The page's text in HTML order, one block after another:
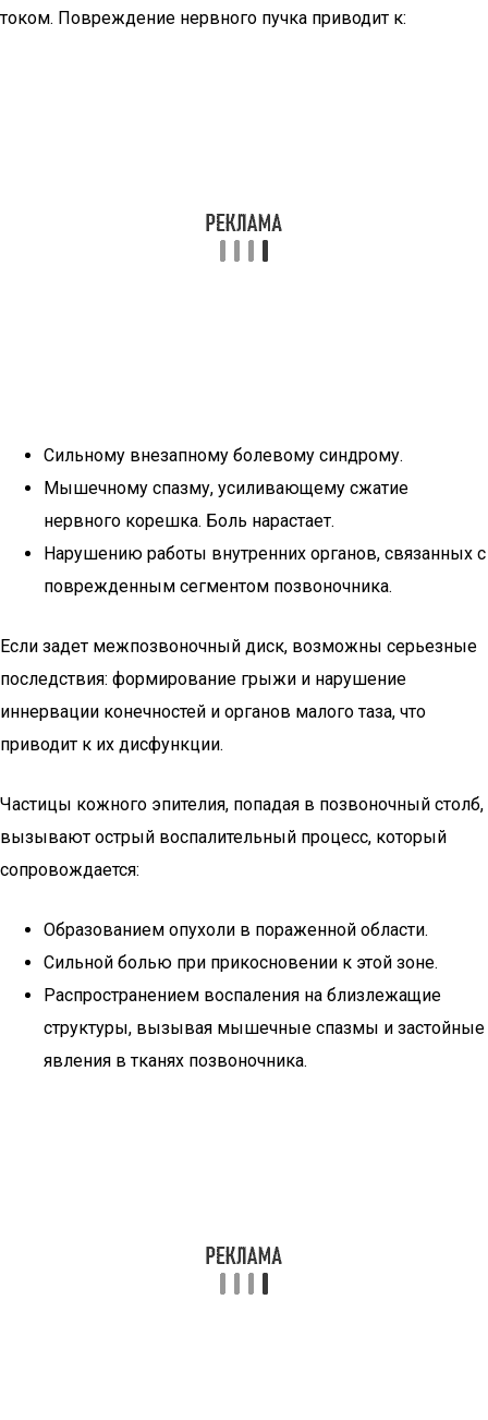
током. Повреждение нервного пучка приводит к:
Сильному внезапному болевому синдрому.
Мышечному спазму, усиливающему сжатие
нервного корешка. Боль нарастает.
Нарушению работы внутренних органов, связанных с
поврежденным сегментом позвоночника.
Если задет межпозвоночный диск, возможны серьезные
последствия: формирование грыжи и нарушение
иннервации конечностей и органов малого таза, что
приводит к их дисфункции.
Частицы кожного эпителия, попадая в позвоночный столб,
вызывают острый воспалительный процесс, который
сопровождается:
Образованием опухоли в пораженной области.
Сильной болью при прикосновении к этой зоне.
Распространением воспаления на близлежащие
структуры, вызывая мышечные спазмы и застойные
явления в тканях позвоночника.